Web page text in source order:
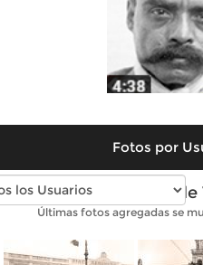
Fotos por
Fotos antiguas de
Últimas fotos agregadas se